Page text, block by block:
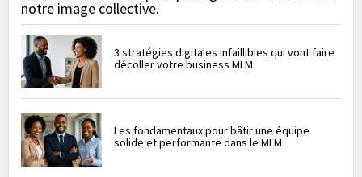
notre image collective.
3 stratégies digitales infaillibles qui vont faire
décoller votre business MLM
Les fondamentaux pour bâtir une équipe
solide et performante dans le MLM